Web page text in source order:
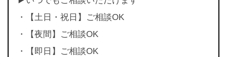
・【土日・祝日】ご相談OK
・【夜間】ご相談OK
・【即日】ご相談OK